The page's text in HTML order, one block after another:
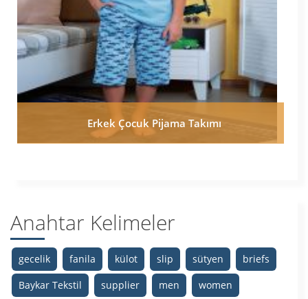
Erkek Çocuk Pijama Takımı
Anahtar Kelimeler
gecelik fanila külot slip sütyen
briefs
Baykar Tekstil
supplier men
women